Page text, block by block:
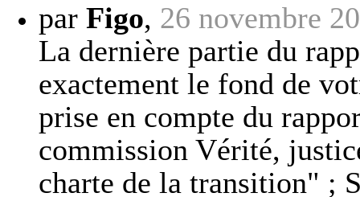
par Figo, 26 novembre
La dernière partie du
exactement le fond de
prise en compte du
commission Vérité,
charte de la transition" ;